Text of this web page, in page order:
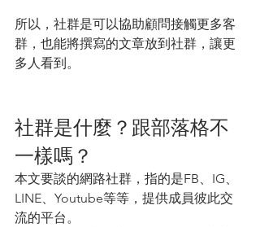
所以，社群是可以協助顧問接觸更多客
群，也能將撰寫的文章放到社群，讓更
多人看到。
社群是什麼？跟部落格不
一樣嗎？
本文要談的網路社群，指的是FB、IG、
LINE、Youtube等等，提供成員彼此交
流的平台。